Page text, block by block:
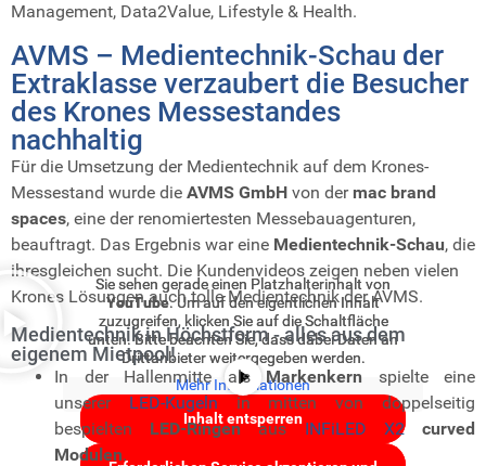
Management, Data2Value, Lifestyle & Health.
AVMS – Medientechnik-Schau der
Extraklasse verzaubert die Besucher
des Krones Messestandes
nachhaltig
Für die Umsetzung der Medientechnik auf dem Krones-
Messestand wurde die AVMS GmbH von der mac brand
spaces, eine der renomiertesten Messebauagenturen,
beauftragt. Das Ergebnis war eine Medientechnik-Schau, die
ihresgleichen sucht. Die Kundenvideos zeigen neben vielen
Krones Lösungen auch tolle Medientechnik der AVMS.
Sie sehen gerade einen Platzhalterinhalt von
YouTube. Um auf den eigentlichen Inhalt
zuzugreifen, klicken Sie auf die Schaltfläche
unten. Bitte beachten Sie, dass dabei Daten an
Drittanbieter weitergegeben werden.
Mehr Informationen
Inhalt entsperren
Sie sehen gerade einen Platzhalterinhalt von
YouTube. Um auf den eigentlichen Inhalt
zuzugreifen, klicken Sie auf die Schaltfläche
unten. Bitte beachten Sie, dass dabei Daten an
Drittanbieter weitergegeben werden.
Mehr Informationen
Inhalt entsperren
Medientechnik in Höchstform - alles aus dem
eigenem Mietpool!
In der Hallenmitte als Markenkern spielte eine
unserer LED-Kugeln in mitten von doppelseitig
bespielten LED-RingenausINFiLED X2curved
Modulen.